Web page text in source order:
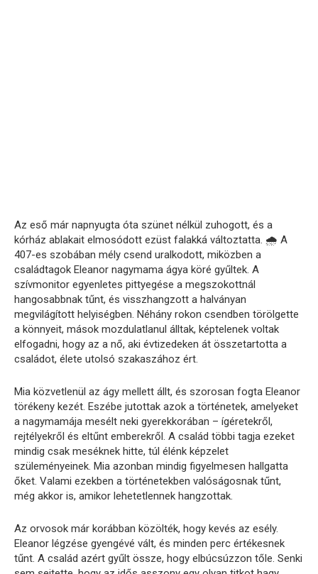
Az eső már napnyugta óta szünet nélkül zuhogott, és a
kórház ablakait elmosódott ezüst falakká változtatta. 🌧️ A
407-es szobában mély csend uralkodott, miközben a
családtagok Eleanor nagymama ágya köré gyűltek. A
szívmonitor egyenletes pittyegése a megszokottnál
hangosabbnak tűnt, és visszhangzott a halványan
megvilágított helyiségben. Néhány rokon csendben törölgette
a könnyeit, mások mozdulatlanul álltak, képtelenek voltak
elfogadni, hogy az a nő, aki évtizedeken át összetartotta a
családot, élete utolsó szakaszához ért.
Mia közvetlenül az ágy mellett állt, és szorosan fogta Eleanor
törékeny kezét. Eszébe jutottak azok a történetek, amelyeket
a nagymamája mesélt neki gyerekkorában – ígéretekről,
rejtélyekről és eltűnt emberekről. A család többi tagja ezeket
mindig csak meséknek hitte, túl élénk képzelet
szüleményeinek. Mia azonban mindig figyelmesen hallgatta
őket. Valami ezekben a történetekben valóságosnak tűnt,
még akkor is, amikor lehetetlennek hangzottak.
Az orvosok már korábban közölték, hogy kevés az esély.
Eleanor légzése gyengévé vált, és minden perc értékesnek
tűnt. A család azért gyűlt össze, hogy elbúcsúzzon tőle. Senki